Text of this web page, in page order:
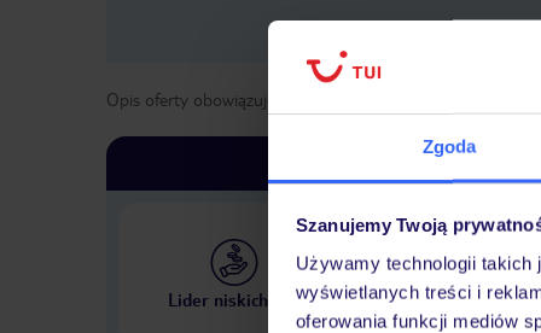
Zgoda
Szanujemy Twoją
Używamy technologii
wyświetlanych treści i
oferowania funkcji mediów
Opis oferty obowiązuje dla wyjazdów w terminie
Lider niskich cen
Największe biuro
w Polsce